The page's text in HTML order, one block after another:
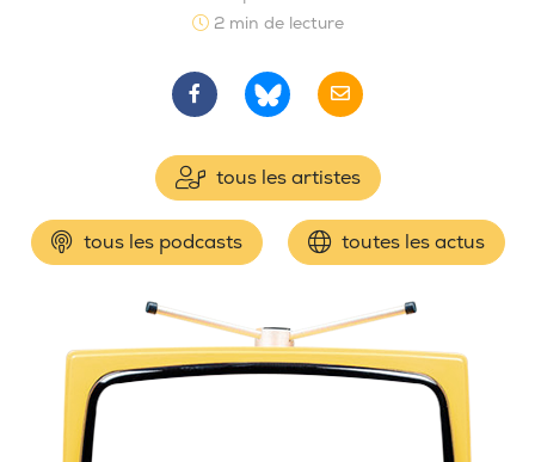
2 min de lecture
tous les artistes
tous les podcasts toutes les actus